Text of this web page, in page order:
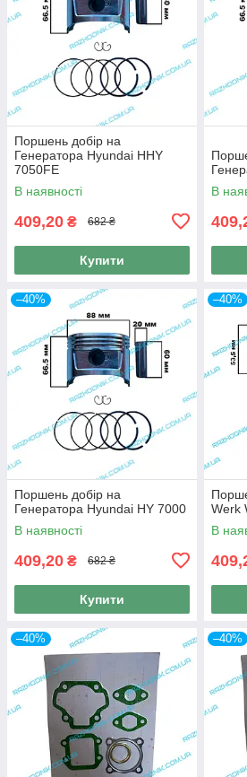
Поршень добір на
Генератора Hyundai HHY
7050FE
В наявності
409,20 ₴ 682 ₴
Купити
В
–40%
Поршень добір на
Генератора Hyundai HY 7000
В наявності
409,20 ₴ 682 ₴
Купити
–40%
Werk
В
–40% –40%